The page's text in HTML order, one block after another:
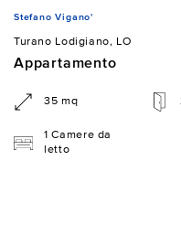
Stefano Vigano'
Turano Lodigiano, LO
Appartamento
35 mq
1 Camere da
letto